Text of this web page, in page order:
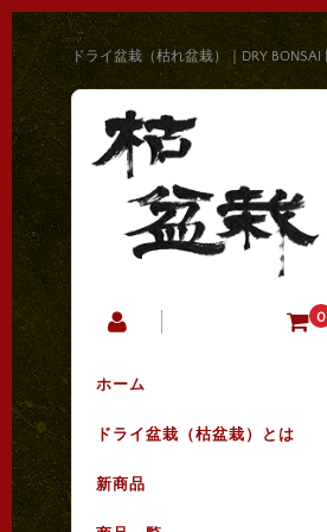
ドライ盆栽（枯れ盆栽）｜DRY
0
ホーム
ドライ盆栽（枯盆栽）とは
新商品